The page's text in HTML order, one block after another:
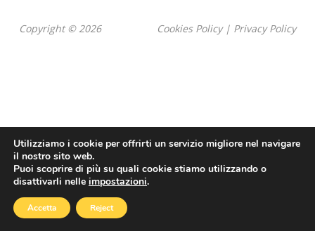
Copyright © 2026 Cookies Policy| Privacy Policy
Utilizziamo i cookie per offrirti un servizio migliore nel navigare
il nostro sito web.
Puoi scoprire di più su quali cookie stiamo utilizzando o
disattivarli nelle impostazioni.
Accetta Reject